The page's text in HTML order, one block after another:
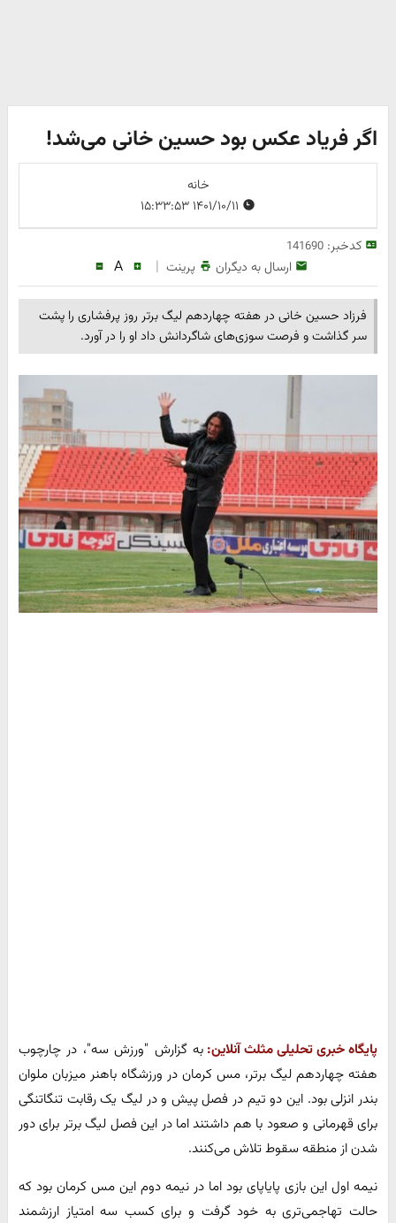
اگر فریاد عکس بود حسین خانی می‌شد!
خانه
کدخبر:141690
ارسال به دیگران پرینت |
A
فرزاد حسین خانی در هفته چهاردهم لیگ برتر روز پرفشاری را پشت
سر گذاشت و فرصت سوزی‌های شاگردانش داد او را در آورد.
پایگاه خبری تحلیلی مثلث آنلاین: به گزارش "ورزش سه"، در چارچوب
هفته چهاردهم لیگ برتر، مس کرمان در ورزشگاه باهنر میزبان ملوان
بندر انزلی بود. این دو تیم در فصل پیش و در لیگ یک رقابت تنگاتنگی
برای قهرمانی و صعود با هم داشتند اما در این فصل لیگ برتر برای دور
شدن از منطقه سقوط تلاش می‌کنند‌.
نیمه اول این بازی پایاپای بود اما در نیمه دوم این مس کرمان بود که
حالت تهاجمی‌تری به خود گرفت و برای کسب سه امتیاز ارزشمند